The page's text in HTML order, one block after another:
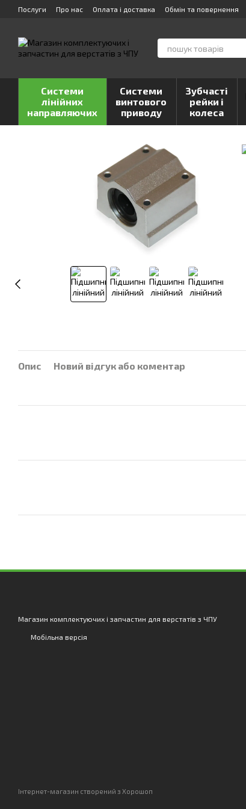
Перейти до основного контенту
Послуги Про нас Оплата і доставка Обмін та повернення
Системи
лінійних
направляючих
Системи
винтового
приводу
Зубчасті
рейки і
колеса
Опис Новий відгук або коментар
Магазин комплектуючих і запчастин для верстатів з ЧПУ
Мобільна версія
Інтернет-магазин створений з Хорошоп